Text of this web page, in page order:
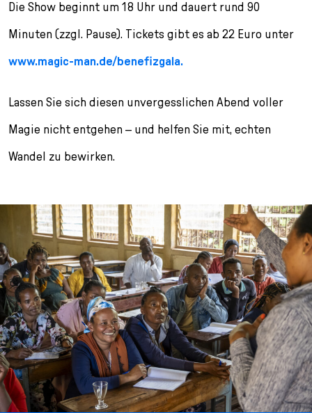
Die Show beginnt um 18 Uhr und dauert rund 90
Minuten (zzgl. Pause). Tickets gibt es ab 22 Euro unter
www.magic-man.de/benefizgala.
Lassen Sie sich diesen unvergesslichen Abend voller
Magie nicht entgehen – und helfen Sie mit, echten
Wandel zu bewirken.